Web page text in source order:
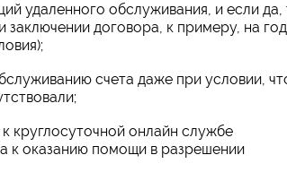
удаленного обслуживания, и если да,
заключении договора, к примеру, на год
счета даже при условии,
круглосуточной онлайн службе
к оказанию помощи в разрешении